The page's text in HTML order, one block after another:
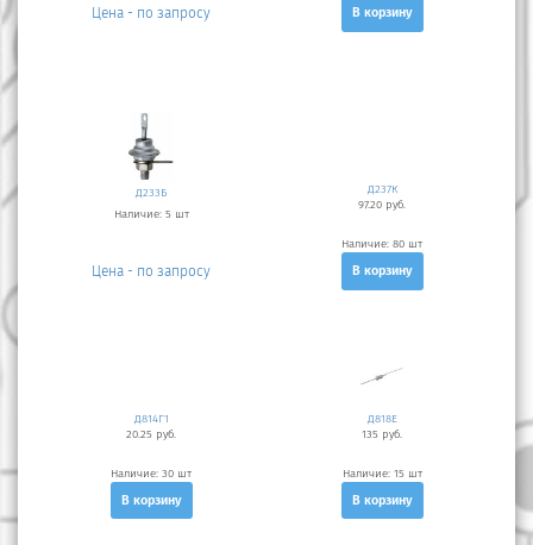
Цена - по запросу В корзину
Д233Б
Наличие: 5 шт
Цена - по запросу
Д237К
97.20 руб.
Наличие: 80 шт
В корзину
Д814Г1
20.25 руб.
Наличие: 30 шт
В корзину
Д818Е
135 руб.
Наличие: 15 шт
В корзину